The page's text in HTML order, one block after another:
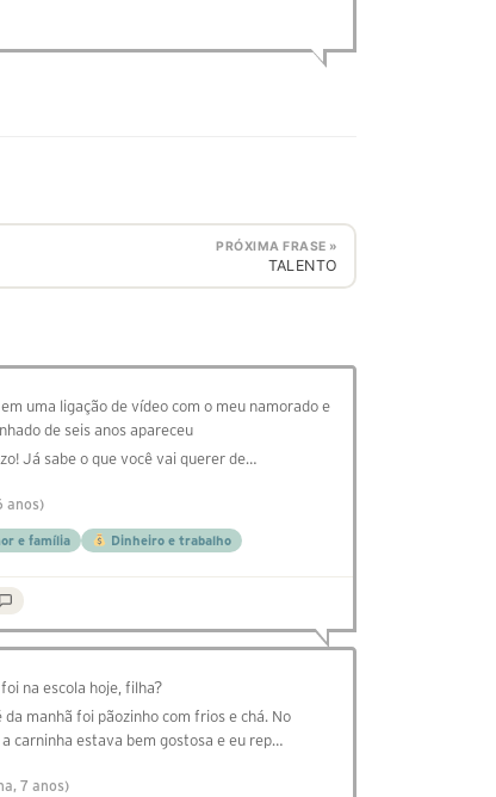
PRÓXIMA FRASE »
TALENTO
uma ligação de vídeo com o meu namorado e
de seis anos apareceu
Já sabe o que você vai querer de…
anos)
e família Dinheiro e trabalho
na escola hoje, filha?
da manhã foi pãozinho com frios e chá. No
carninha estava bem gostosa e eu rep…
7 anos)